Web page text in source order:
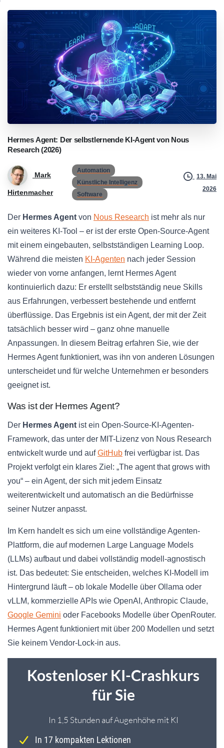
Hermes Agent: Der selbstlernende KI-Agent von Nous
Research (2026)
Mark
Hirtenmacher
Automation
Künstliche Intelligenz
Software
13. Mai
2026
Der Hermes Agent von Nous Research ist mehr als nur
ein weiteres KI-Tool – er ist der erste Open-Source-Agent
mit einem eingebauten, selbstständigen Learning Loop.
Während die meisten KI-Agenten nach jeder Session
wieder von vorne anfangen, lernt Hermes Agent
kontinuierlich dazu: Er erstellt selbstständig neue Skills
aus Erfahrungen, verbessert bestehende und entfernt
überflüssige. Das Ergebnis ist ein Agent, der mit der Zeit
tatsächlich besser wird – ganz ohne manuelle
Anpassungen. In diesem Beitrag erfahren Sie, wie der
Hermes Agent funktioniert, was ihn von anderen Lösungen
unterscheidet und für welche Unternehmen er besonders
geeignet ist.
Was ist der Hermes Agent?
Der Hermes Agent ist ein Open-Source-KI-Agenten-
Framework, das unter der MIT-Lizenz von Nous Research
entwickelt wurde und aufGitHub frei verfügbar ist. Das
Projekt verfolgt ein klares Ziel: „The agent that grows with
you“ – ein Agent, der sich mit jedem Einsatz
weiterentwickelt und automatisch an die Bedürfnisse
seiner Nutzer anpasst.
Im Kern handelt es sich um eine vollständige Agenten-
Plattform, die auf modernen Large Language Models
(LLMs) aufbaut und dabei vollständig modell-agnostisch
ist. Das bedeutet: Sie entscheiden, welches KI-Modell im
Hintergrund läuft – ob lokale Modelle über Ollama oder
vLLM, kommerzielle APIs wie OpenAI, Anthropic Claude,
Google Gemini oder Facebooks Modelle über OpenRouter.
Hermes Agent funktioniert mit über 200 Modellen und setzt
Sie keinem Vendor-Lock-in aus.